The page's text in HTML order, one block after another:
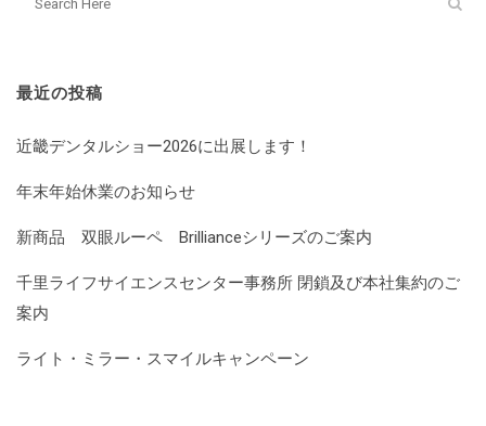
最近の投稿
近畿デンタルショー2026に出展します！
年末年始休業のお知らせ
新商品 双眼ルーペ Brillianceシリーズのご案内
千里ライフサイエンスセンター事務所 閉鎖及び本社集約のご
案内
ライト・ミラー・スマイルキャンペーン